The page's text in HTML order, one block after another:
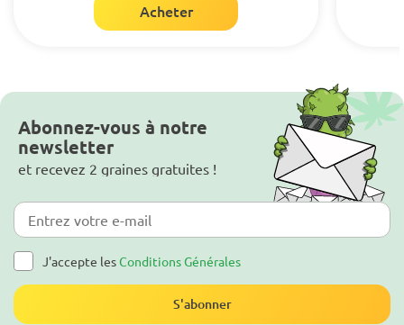
Acheter
Abonnez-vous à notre
newsletter
et recevez 2 graines gratuites !
J'accepte lesConditions Générales
S'abonner